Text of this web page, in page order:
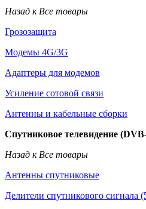
Назад к Все товары
Грозозащита
Модемы 4G/3G
Адаптеры для модемов
Усиление сотовой связи
Антенны и кабельные сборки
Спутниковое телевидение
Назад к Все товары
Антенны спутниковые
Делители спутникового сигнала